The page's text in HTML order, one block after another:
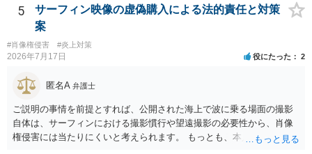
り、公開中のサイトへリンクしたりする行為まで当然に禁止できると
は限りません。 人物写真については、通常のSNSへの無断掲載と同
様、掲載目的、態様、必要性、本人の特定可能性等から判断されま
す。営業目的であり、本人も掲載を拒否していることは、違法性を認
める方向の事情となりますが、自動的に肖像権侵害となるわけではあ
りません。 まず、見積書、メール、チャット、デザイナーの利用規約
を確認したうえで、「提供素材及びこれを含む画面の複製・SNS掲載
を許諾しない」と書面で明確に通知することをお勧めします。すでに
掲載された場合は、URL、掲載日時、画面を保存してから削除を求め
てください。
5
サーフィン映像の虚偽購入による法的責任と対策
案
#肖像権侵害 #炎上対策
2026年7月17日 役にたった 2
匿名A 弁護士
ご説明の事情を前提とすれば、公開された海上で波に乗る場面の撮影
自体は、サーフィンにおける撮影慣行や望遠撮影の必要性から、肖像
権侵害には当たりにくいと考えられます。 もっとも、本人の同意前に